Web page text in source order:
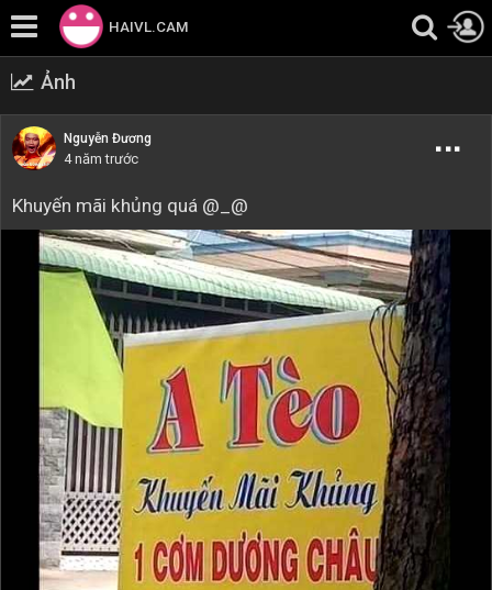
HAIVL.CAM
Ảnh
Nguyễn Đương
4 năm trước
Khuyến mãi khủng quá @_@